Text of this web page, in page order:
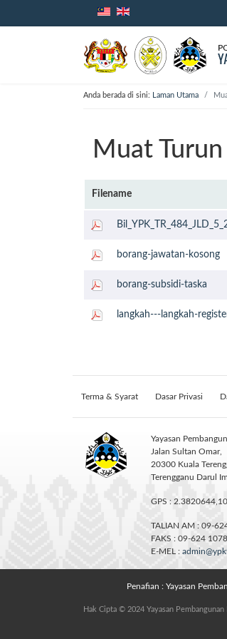
Anda berada di sini: Laman Utama
Muat Turun
Filename
borang-jawatan-kosong
borang-subsidi-taska
langkah---langkah-
Terma & Syarat Dasar Privasi
Yayasan
Jalan Sultan Omar,
20300 Kuala
Terengganu Darul
GPS :
TALIAN AM : 09-
FAKS : 09-624 1078
E-MEL :
Penafian : Yayasan
Hak Cipta © 2024 Yayasan